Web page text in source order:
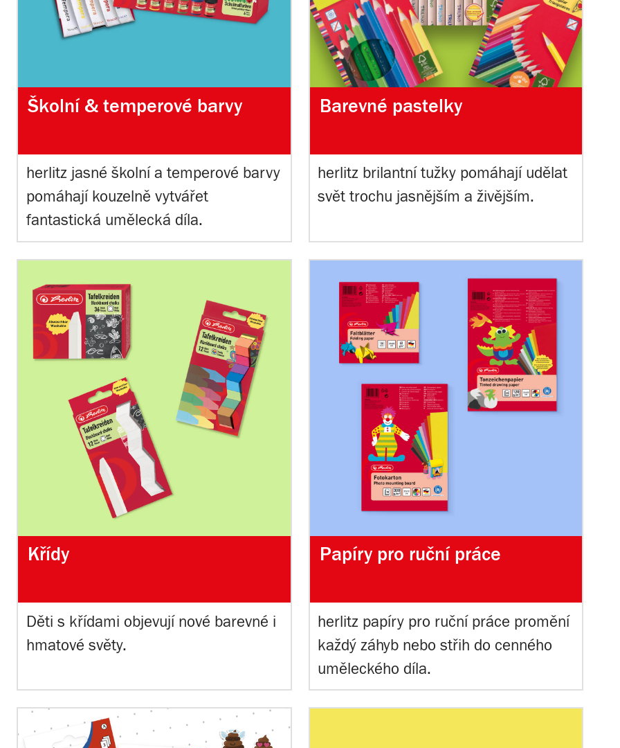
Školní & temperové barvy
herlitz jasné školní a temperové barvy
pomáhají kouzelně vytvářet
fantastická umělecká díla.
Barevné pastelky
herlitz brilantní tužky pomáhají udělat
svět trochu jasnějším a živějším.
Křídy
Děti s křídami objevují nové barevné i
hmatové světy.
Papíry pro ruční práce
herlitz papíry pro ruční práce promění
každý záhyb nebo střih do cenného
uměleckého díla.